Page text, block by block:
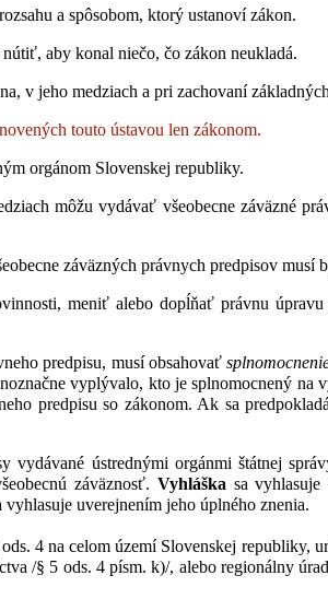
a spôsobom, ktorý ustanoví zákon.
aby konal niečo, čo zákon neukladá.
v jeho medziach a pri zachovaní
touto ústavou len zákonom.
orgánom Slovenskej republiky.
môžu vydávať všeobecne záväzné
záväzných právnych predpisov musí
meniť alebo dopĺňať právnu
predpisu, musí obsahovať
vyplývalo, kto je splnomocnený na
predpisu so zákonom. Ak sa
vydávané ústrednými orgánmi štátnej
záväznosť. Vyhláška sa
uverejnením jeho úplného znenia.
4 na celom území Slovenskej republiky,
/§ 5 ods. 4 písm. k)/, alebo regionálny